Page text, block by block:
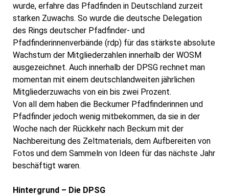
wurde, erfahre das Pfadfinden in Deutschland zurzeit
starken Zuwachs. So wurde die deutsche Delegation
des Rings deutscher Pfadfinder- und
Pfadfinderinnenverbände (rdp) für das stärkste absolute
Wachstum der Mitgliederzahlen innerhalb der WOSM
ausgezeichnet. Auch innerhalb der DPSG rechnet man
momentan mit einem deutschlandweiten jährlichen
Mitgliederzuwachs von ein bis zwei Prozent.
Von all dem haben die Beckumer Pfadfinderinnen und
Pfadfinder jedoch wenig mitbekommen, da sie in der
Woche nach der Rückkehr nach Beckum mit der
Nachbereitung des Zeltmaterials, dem Aufbereiten von
Fotos und dem Sammeln von Ideen für das nächste Jahr
beschäftigt waren.
Hintergrund – Die DPSG